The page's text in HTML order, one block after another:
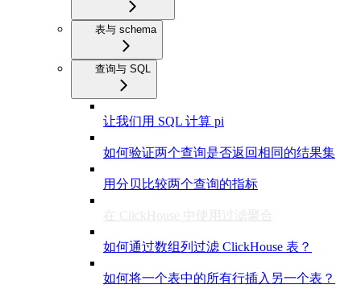
表与 schema
查询与 SQL
让我们用 SQL 计算 pi
如何验证两个查询是否返回相同的结果集
用分贝比较两个查询的指标
在 ClickHouse 中使用过滤聚合
如何通过数组列过滤 ClickHouse 表？
如何将一个表中的所有行插入另一个表？